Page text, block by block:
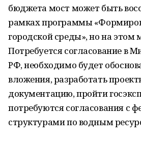
бюджета мост может быть
рамках программы
городской среды», но на этом
Потребуется согласование в
РФ, необходимо будет
вложения, разработать
документацию, пройти
потребуются согласования с
структурами по водным